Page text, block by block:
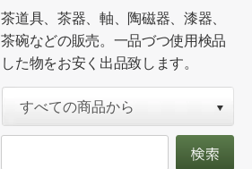
茶道具、茶器、軸、陶磁器、漆器、
茶碗などの販売。一品づつ使用検品
した物をお安く出品致します。